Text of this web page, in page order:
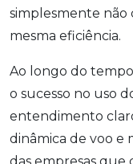
simplesmente
mesma eficiência.
Ao longo do
o sucesso no uso
entendimento
dinâmica de voo e